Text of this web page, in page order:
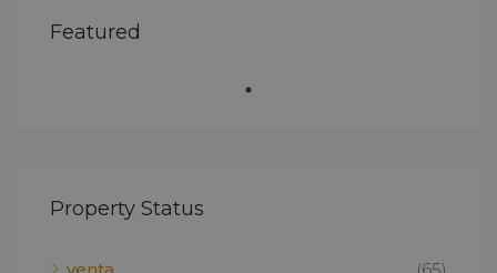
Featured
Property Status